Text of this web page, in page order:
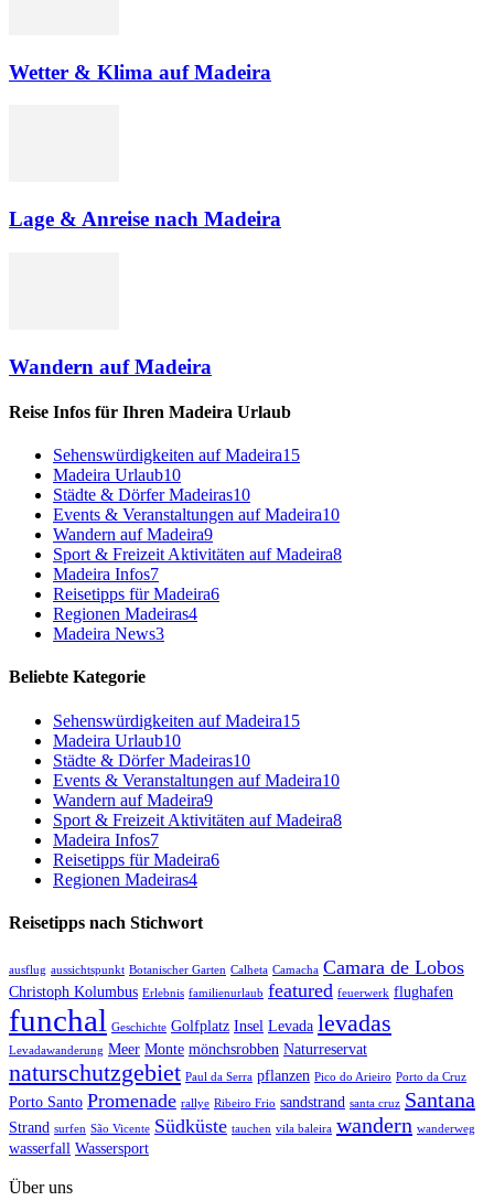
Wetter & Klima auf Madeira
Lage & Anreise nach Madeira
Wandern auf Madeira
Reise Infos für Ihren Madeira Urlaub
Sehenswürdigkeiten auf Madeira15
Madeira Urlaub10
Städte & Dörfer Madeiras10
Events & Veranstaltungen auf Madeira10
Wandern auf Madeira9
Sport & Freizeit Aktivitäten auf Madeira8
Madeira Infos7
Reisetipps für Madeira6
Regionen Madeiras4
Madeira News3
Beliebte Kategorie
Sehenswürdigkeiten auf Madeira15
Madeira Urlaub10
Städte & Dörfer Madeiras10
Events & Veranstaltungen auf Madeira10
Wandern auf Madeira9
Sport & Freizeit Aktivitäten auf Madeira8
Madeira Infos7
Reisetipps für Madeira6
Regionen Madeiras4
Reisetipps nach Stichwort
ausflug aussichtspunkt Botanischer Garten Calheta Camacha Camara de Lobos
Christoph Kolumbus Erlebnis familienurlaub featured feuerwerk flughafen
funchal Geschichte Golfplatz Insel Levada levadas
Levadawanderung Meer Monte mönchsrobben Naturreservat
naturschutzgebiet Paul da Serra pflanzen Pico do Arieiro Porto da Cruz
Porto Santo Promenade rallye Ribeiro Frio sandstrand santa cruz Santana
Strand surfen São Vicente Südküste tauchen vila baleira wandern wanderweg
wasserfall Wassersport
Über uns